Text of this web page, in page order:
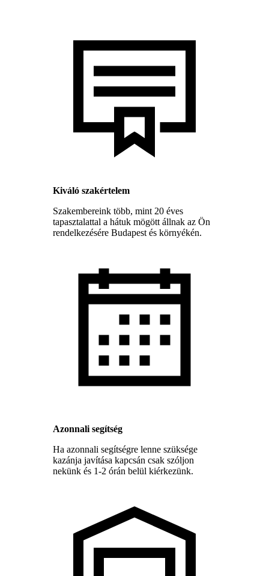
Kiváló szakértelem
Szakembereink több, mint 20 éves
tapasztalattal a hátuk mögött állnak az Ön
rendelkezésére Budapest és környékén.
Azonnali segítség
Ha azonnali segítségre lenne szüksége
kazánja javítása kapcsán csak szóljon
nekünk és 1-2 órán belül kiérkezünk.